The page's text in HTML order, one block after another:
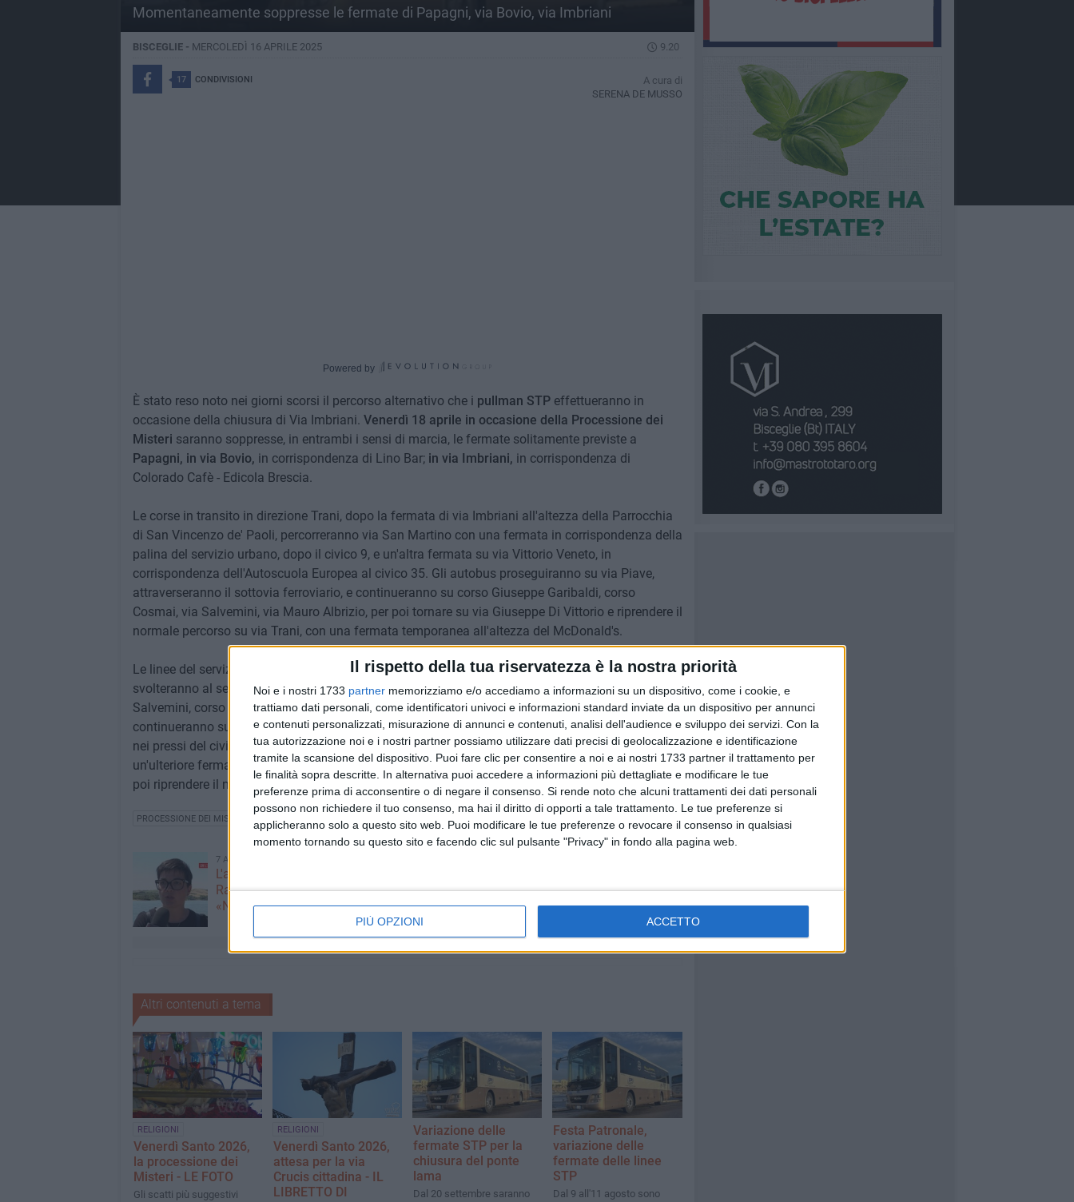
Il rispetto della tua riservatezza è la nostra priorità
Noi e i nostri 1733 partner memorizziamo e/o accediamo a informazioni su un dispositivo, come i cookie, e
trattiamo dati personali, come identificatori univoci e informazioni standard inviate da un dispositivo per annunci
e contenuti personalizzati, misurazione di annunci e contenuti, analisi dell'audience e sviluppo dei servizi. Con la
tua autorizzazione noi e i nostri partner possiamo utilizzare dati precisi di geolocalizzazione e identificazione
tramite la scansione del dispositivo. Puoi fare clic per consentire a noi e ai nostri 1733 partner il trattamento per
le finalità sopra descritte. In alternativa puoi accedere a informazioni più dettagliate e modificare le tue
preferenze prima di acconsentire o di negare il consenso. Si rende noto che alcuni trattamenti dei dati personali
possono non richiedere il tuo consenso, ma hai il diritto di opporti a tale trattamento. Le tue preferenze si
applicheranno solo a questo sito web. Puoi modificare le tue preferenze o revocare il consenso in qualsiasi
momento tornando su questo sito e facendo clic sul pulsante "Privacy" in fondo alla pagina web.
PIÙ OPZIONI ACCETTO
Momentaneamente soppresse le fermate di Papagni, via Bovio, via Imbriani
BISCEGLIE - MERCOLEDÌ 16 APRILE 2025 9.20
17 CONDIVISIONI
A cura di
SERENA DE MUSSO
Powered by
È stato reso noto nei giorni scorsi il percorso alternativo che i pullman STPeffettueranno in
occasione della chiusura di Via Imbriani. Venerdì 18 aprile in occasione della Processione dei
Misteri saranno soppresse, in entrambi i sensi di marcia, le fermate solitamente previste a
Papagni, in via Bovio, in corrispondenza di Lino Bar; in via Imbriani, in corrispondenza di
Colorado Cafè - Edicola Brescia.
Le corse in transito in direzione Trani, dopo la fermata di via Imbriani all'altezza della Parrocchia
di San Vincenzo de' Paoli, percorreranno via San Martino con una fermata in corrispondenza della
palina del servizio urbano, dopo il civico 9, e un'altra fermata su via Vittorio Veneto, in
corrispondenza dell'Autoscuola Europea al civico 35. Gli autobus proseguiranno su via Piave,
attraverseranno il sottovia ferroviario, e continueranno su corso Giuseppe Garibaldi, corso
Cosmai, via Salvemini, via Mauro Albrizio, per poi tornare su via Giuseppe Di Vittorio e riprendere il
normale percorso su via Trani, con una fermata temporanea all'altezza del McDonald's.
Le linee del servizio pubblico in direzione Molfetta, dopo la fermata temporanea lato Ospedale,
svolteranno al semaforo su via Giuseppe Di Vittorio, proseguendo su via Mauro Albrizio, via
Salvemini, corso Cosmai, corso Giuseppe Garibaldi, attraverseranno il sottovia ferroviario e
continueranno su via Vittorio Veneto. È prevista una fermata in corrispondenza del Bar dei Puffi,
nei pressi del civico 36. I pullman proseguiranno su via San Martino, dove effettueranno
un'ulteriore fermata in corrispondenza della palina del servizio urbano, di fronte al civico 11, per
poi riprendere il normale percorso.
PROCESSIONE DEI MISTERI STP
7 AGOSTO 2026
L'appello della moglie di Mino
Racanati alla ministra Roccella:
«Non dimenticatelo»
completo di venerdì 7 agosto
Altri contenuti a tema
RELIGIONI
Venerdì Santo 2026,
la processione dei
Misteri - LE FOTO
Gli scatti più suggestivi
RELIGIONI
Venerdì Santo 2026,
attesa per la via
Crucis cittadina - IL
LIBRETTO DI
Variazione delle
fermate STP per la
chiusura del ponte
lama
Dal 20 settembre saranno
Festa Patronale,
variazione delle
fermate delle linee
STP
Dal 9 all'11 agosto sono